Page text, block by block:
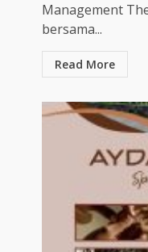
Management
bersama...
Read More